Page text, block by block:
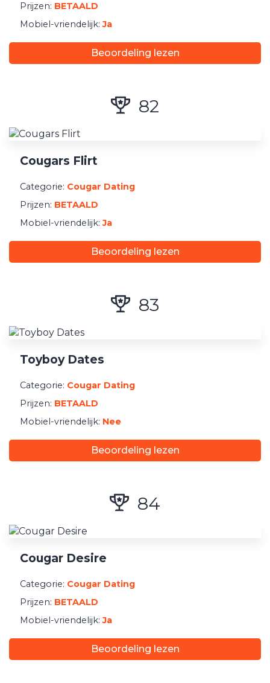
Mobiel vriendelijke website
Heeft een iPhone-App
Heeft een Android App
Minimum Betaling
Prijzen: BETAALD
Mobiel-vriendelijk:Ja
Beoordeling lezen
82
Cougars Flirt
Categorie: Cougar Dating
Prijzen: BETAALD
Mobiel-vriendelijk:Ja
Beoordeling lezen
83
Toyboy Dates
Categorie: Cougar Dating
Prijzen: BETAALD
Mobiel-vriendelijk: Nee
Beoordeling lezen
84
Cougar Desire
Categorie: Cougar Dating
Prijzen: BETAALD
Mobiel-vriendelijk:Ja
Beoordeling lezen